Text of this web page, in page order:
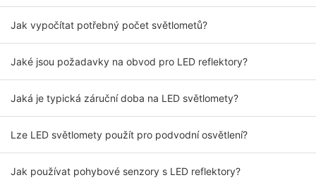
Jak vypočítat potřebný počet světlometů?
Jaké jsou požadavky na obvod pro LED reflektory?
Jaká je typická záruční doba na LED světlomety?
Lze LED světlomety použít pro podvodní osvětlení?
Jak používat pohybové senzory s LED reflektory?